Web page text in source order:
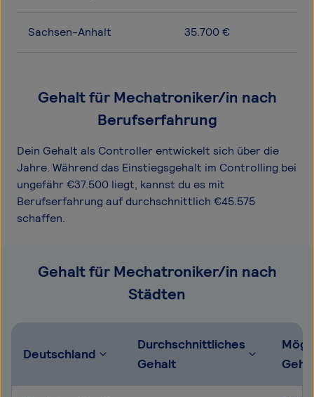
Sachsen-Anhalt 35.700 €
Gehalt für Mechatroniker/in nach
Berufserfahrung
Dein Gehalt als Controller entwickelt sich über die
Jahre. Während das Einstiegsgehalt im Controlling bei
ungefähr €37.500 liegt, kannst du es mit
Berufserfahrung auf durchschnittlich €45.575
schaffen.
Gehalt für Mechatroniker/in nach
Städten
Deutschland
Durchschnittliches
Gehalt